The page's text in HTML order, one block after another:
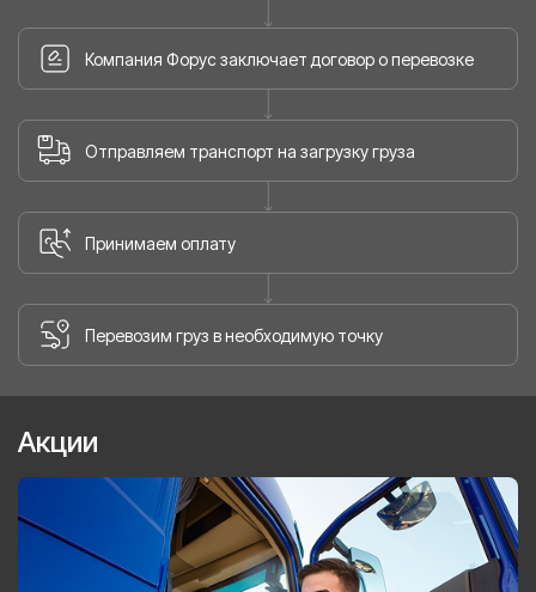
Компания Форус заключает договор о перевозке
Отправляем транспорт на загрузку груза
Принимаем оплату
Перевозим груз в необходимую точку
Акции